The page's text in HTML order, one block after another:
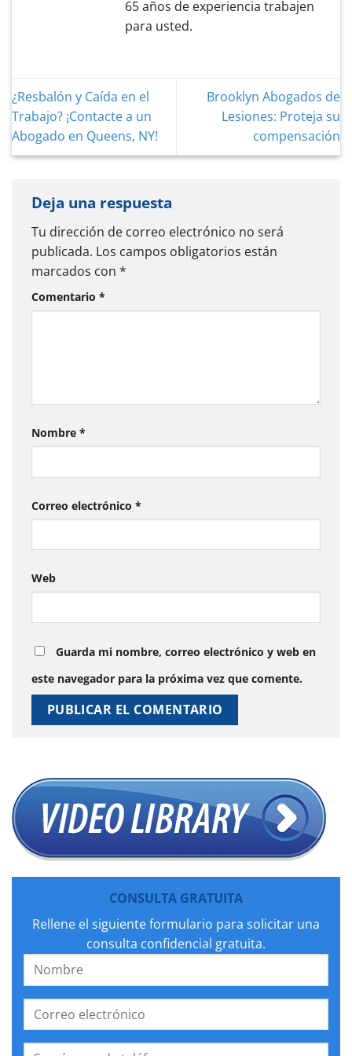
65 años de experiencia trabajen
para usted.
¿Resbalón y Caída en el
Trabajo? ¡Contacte a un
Abogado en Queens, NY!
Brooklyn Abogados de
Lesiones: Proteja su
compensación
Deja una respuesta
Tu dirección de correo electrónico no será
publicada. Los campos obligatorios están
marcados con *
Comentario *
Nombre *
Correo electrónico *
Web
Guarda mi nombre, correo electrónico y web en
este navegador para la próxima vez que comente.
CONSULTA GRATUITA
Rellene el siguiente formulario para solicitar una
consulta confidencial gratuita.